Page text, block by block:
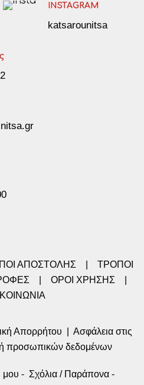
INSTAGRAM
katsarounitsa
ΑΠΟΣΤΟΛΗΣ
ΤΡΟΠΟΙ
ΟΡΟΙ ΧΡΗΣΗΣ
Απορρήτου
Ασφάλεια στις
προσωπικών δεδομένων
μου - Σχόλια / Παράπονα -